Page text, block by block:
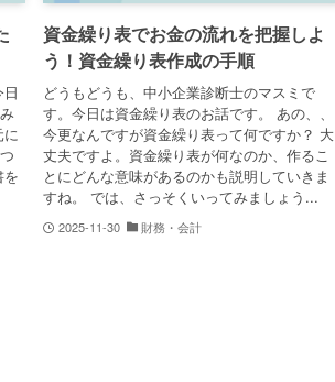
資金繰り表でお金の流れを把握しよ
う！資金繰り表作成の手順
どうもどうも、中小企業診断士のマスミで
す。今日は資金繰り表のお話です。 あの、、
今更なんですが資金繰り表って何ですか？ 大
丈夫ですよ。資金繰り表が何なのか、作るこ
とにどんな意味があるのかも説明していきま
すね。 では、さっそくいってみましょう...
2025-11-30 財務・会計